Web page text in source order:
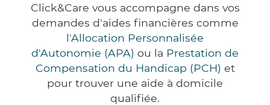
Click&Care vous accompagne dans vos
demandes d'aides financières comme
l'Allocation Personnalisée
d'Autonomie (APA) ou la Prestation de
Compensation du Handicap (PCH) et
pour trouver une aide à domicile
qualifiée.